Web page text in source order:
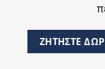
ΖΗΤΗΣΤΕ